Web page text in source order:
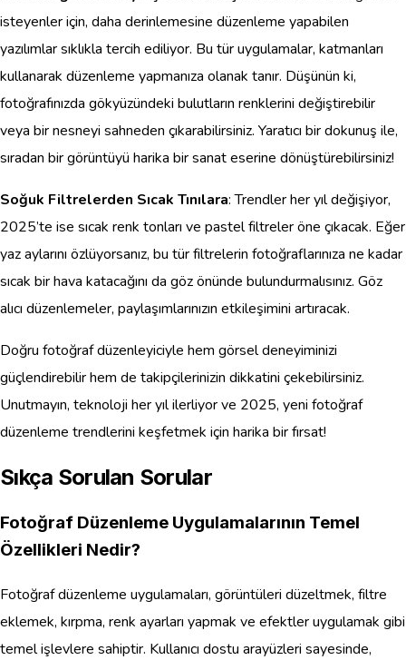
isteyenler için, daha derinlemesine düzenleme yapabilen
yazılımlar sıklıkla tercih ediliyor. Bu tür uygulamalar, katmanları
kullanarak düzenleme yapmanıza olanak tanır. Düşünün ki,
fotoğrafınızda gökyüzündeki bulutların renklerini değiştirebilir
veya bir nesneyi sahneden çıkarabilirsiniz. Yaratıcı bir dokunuş ile,
sıradan bir görüntüyü harika bir sanat eserine dönüştürebilirsiniz!
Soğuk Filtrelerden Sıcak Tınılara: Trendler her yıl değişiyor,
2025’te ise sıcak renk tonları ve pastel filtreler öne çıkacak. Eğer
yaz aylarını özlüyorsanız, bu tür filtrelerin fotoğraflarınıza ne kadar
sıcak bir hava katacağını da göz önünde bulundurmalısınız. Göz
alıcı düzenlemeler, paylaşımlarınızın etkileşimini artıracak.
Doğru fotoğraf düzenleyiciyle hem görsel deneyiminizi
güçlendirebilir hem de takipçilerinizin dikkatini çekebilirsiniz.
Unutmayın, teknoloji her yıl ilerliyor ve 2025, yeni fotoğraf
düzenleme trendlerini keşfetmek için harika bir fırsat!
Sıkça Sorulan Sorular
Fotoğraf Düzenleme Uygulamalarının Temel
Özellikleri Nedir?
Fotoğraf düzenleme uygulamaları, görüntüleri düzeltmek, filtre
eklemek, kırpma, renk ayarları yapmak ve efektler uygulamak gibi
temel işlevlere sahiptir. Kullanıcı dostu arayüzleri sayesinde,